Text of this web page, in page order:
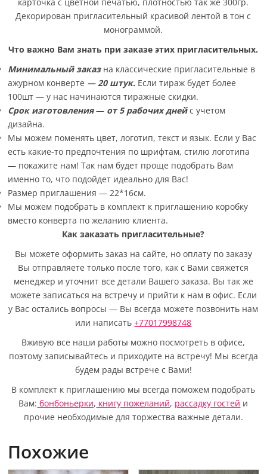
карточка с цветной печатью, плотностью так же 300гр.
Декорирован пригласительный красивой лентой в тон с
монограммой.
Что важно Вам знать при заказе этих пригласительных.
Минимальный заказ на классические пригласительные в
ажурном конверте — 20 штук. Если тираж будет более
100шт — у нас начинаются тиражные скидки.
Срок изготовления— от 5 рабочих днейс учетом
дизайна.
Мы можем поменять цвет, логотип, текст и язык. Если у Вас
есть какие-то предпочтения по шрифтам, стилю логотипа
— покажите нам! Так нам будет проще подобрать Вам
именно то, что подойдет идеально для Вас!
Размер приглашения — 22*16см.
Мы можем подобрать в комплект к приглашению коробку
вместо конверта по желанию клиента.
Как заказать пригласительные?
Вы можете оформить заказ на сайте, но оплату по заказу
Вы отправляете только после того, как с Вами свяжется
менеджер и уточнит все детали Вашего заказа. Вы так же
можете записаться на встречу и прийти к нам в офис. Если
у Вас остались вопросы — Вы всегда можете позвонить нам
или написать+77017998748
Вживую все наши работы можно посмотреть в офисе,
поэтому записывайтесь и приходите на встречу! Мы всегда
будем рады встрече с Вами!
В комплект к приглашению мы всегда поможем подобрать
Вам: бонбоньерки, книгу пожеланий, рассадку гостей и
прочие необходимые для торжества важные детали.
Похожие